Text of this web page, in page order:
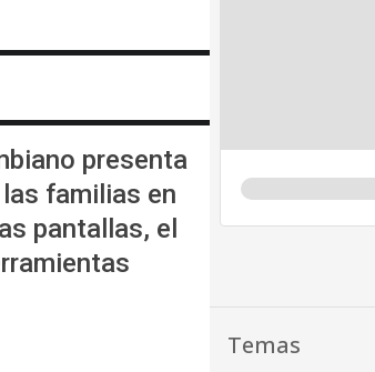
presenta
familias en
pantallas, el
Temas